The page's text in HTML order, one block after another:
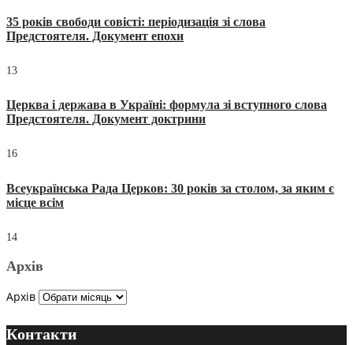
35 років свободи совісті: періодизація зі слова
Предстоятеля. Документ епохи
13
Церква і держава в Україні: формула зі вступного слова
Предстоятеля. Документ доктрини
16
Всеукраїнська Рада Церков: 30 років за столом, за яким є
місце всім
14
Архів
Архів
Контакти